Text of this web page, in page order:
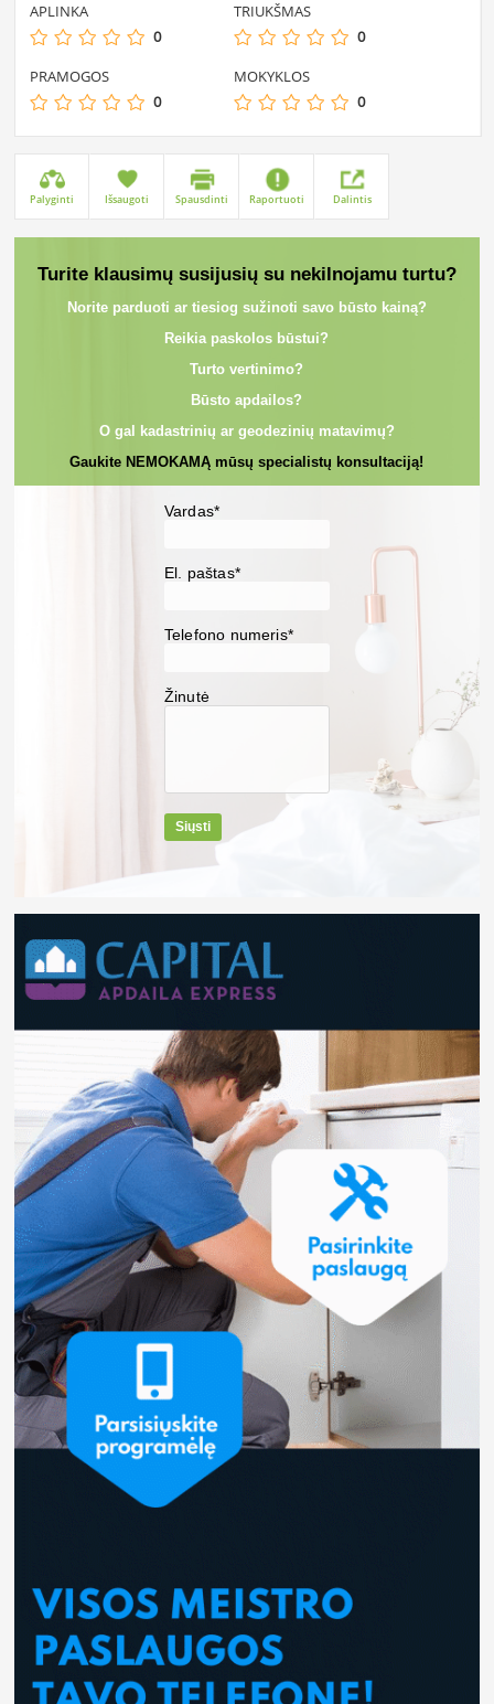
APLINKA
0
TRIUKŠMAS
0
PRAMOGOS
0
MOKYKLOS
0
Palyginti Išsaugoti Spausdinti Raportuoti Dalintis
Turite klausimų susijusių su nekilnojamu turtu?
Norite parduoti ar tiesiog sužinoti savo būsto kainą?
Reikia paskolos būstui?
Turto vertinimo?
Būsto apdailos?
O gal kadastrinių ar geodezinių matavimų?
Gaukite NEMOKAMĄ mūsų specialistų konsultaciją!
Vardas*
El. paštas*
Telefono numeris*
Žinutė
Siųsti